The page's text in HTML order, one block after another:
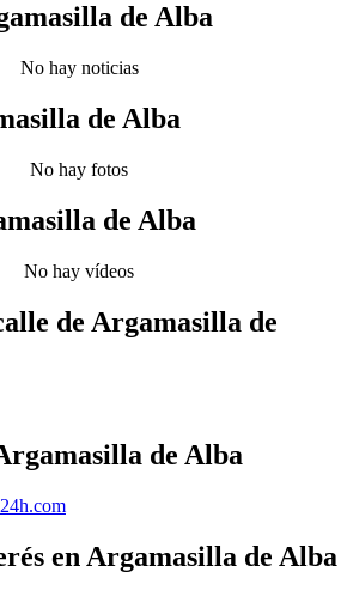
de Alba
No hay noticias
de Alba
No hay fotos
de Alba
No hay vídeos
de Argamasilla de
de Alba
en Argamasilla de Alba